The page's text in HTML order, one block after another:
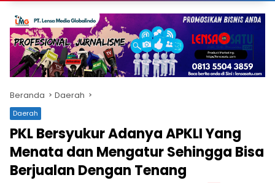
Beranda Daerah
Daerah
PKL Bersyukur Adanya APKLI Yang
Menata dan Mengatur Sehingga Bisa
Berjualan Dengan Tenang